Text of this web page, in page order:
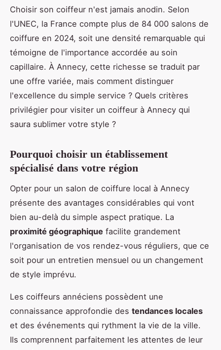
Choisir son coiffeur n'est jamais anodin. Selon
l'UNEC, la France compte plus de 84 000 salons de
coiffure en 2024, soit une densité remarquable qui
témoigne de l'importance accordée au soin
capillaire. À Annecy, cette richesse se traduit par
une offre variée, mais comment distinguer
l'excellence du simple service ? Quels critères
privilégier pour visiter un coiffeur à Annecy qui
saura sublimer votre style ?
Pourquoi choisir un établissement
spécialisé dans votre région
Opter pour un salon de coiffure local à Annecy
présente des avantages considérables qui vont
bien au-delà du simple aspect pratique. La
proximité géographique facilite grandement
l'organisation de vos rendez-vous réguliers, que ce
soit pour un entretien mensuel ou un changement
de style imprévu.
Les coiffeurs annéciens possèdent une
connaissance approfondie des tendances locales
et des événements qui rythment la vie de la ville.
Ils comprennent parfaitement les attentes de leur